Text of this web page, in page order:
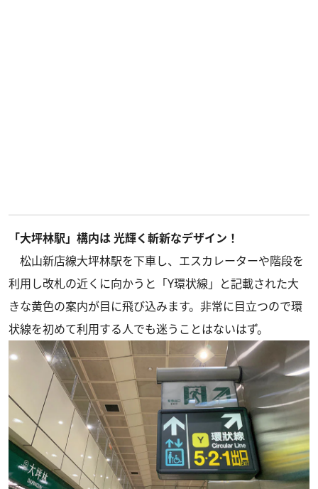
「大坪林駅」構内は 光輝く斬新なデザイン！
松山新店線大坪林駅を下車し、エスカレーターや階段を
利用し改札の近くに向かうと「Y環状線」と記載された大
きな黄色の案内が目に飛び込みます。非常に目立つので環
状線を初めて利用する人でも迷うことはないはず。